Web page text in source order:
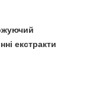
екстракти